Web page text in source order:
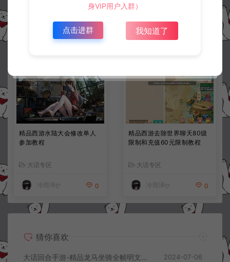
冷雨泽ღ
精品西游水陆大会修改单人
参加教程
大话专区
冷雨泽ღ 0
精品西游去除世界聊天80级
限制和充值60元限制教程
大话专区
冷雨泽ღ 0
猜你喜欢
大话回合手游-精品龙马坐骑全帧明文素材 2024-07-06
身VIP用户入群）
点击进群 我知道了